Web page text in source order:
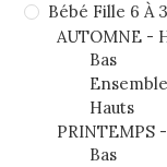
Bébé Fille 6 À
AUTOMNE -
Bas
Hauts
PRINTEMPS
Bas